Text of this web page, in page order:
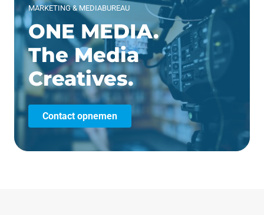
MARKETING & MEDIABUREAU
ONE MEDIA.
The Media
Creatives.
Contact opnemen